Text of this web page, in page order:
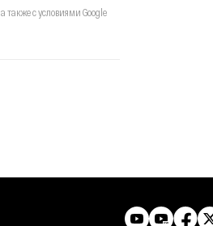
а также с условиями Google